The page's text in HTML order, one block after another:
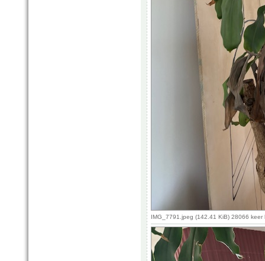
IMG_7791.jpeg (142.41 KiB) 28066 keer